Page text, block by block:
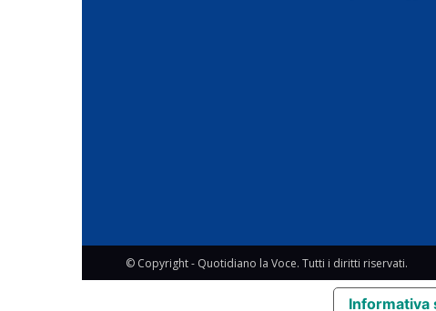
© Copyright - Quotidiano la Voce. Tutti i diritti riservati.
Informativa